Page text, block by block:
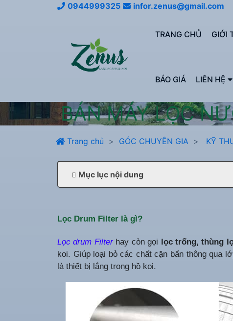
0944999325 infor.zenus@gmail.com
TRANG CHỦ GIỚI
BÁO GIÁ LIÊN HỆ
BÁN MÁY LỌC
Trang chủ GÓC CHUYÊN GIA KỸ
Mục lục nội dung
Lọc Drum Filter là gì?
Lọc drum Filterhay còn gọi lọc trống, thùng
koi. Giúp loại bỏ các chất cặn bẩn thông qua
là thiết bị lắng trong hồ koi.